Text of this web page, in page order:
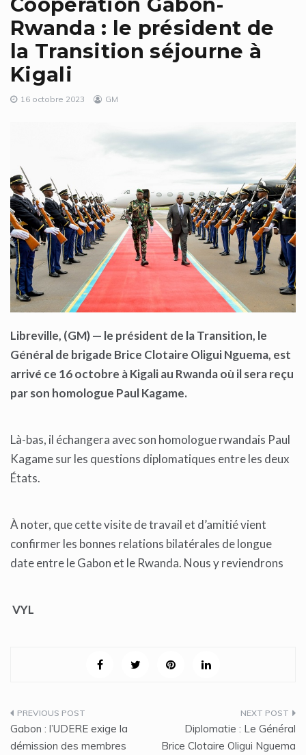
Rwanda : le président de
la Transition séjourne à
Kigali
16 octobre 2023 GM
Libreville, (GM) — le président de la Transition, le
Général de brigade Brice Clotaire OliguiNguema, est
arrivé ce 16 octobre àKigali au Rwanda où il sera reçu
par son homologue Paul Kagame.
Là-bas, il échangera avec son homologue rwandais Paul
Kagame sur les questions diplomatiques entre les deux
États.
À noter, que cette visite de travail et d’amitié vient
confirmer les bonnes relations bilatérales de longue
date entre le Gabon et le Rwanda. Nous y reviendrons
VYL
Navigation
de
Gabon : l’UDERE exige la
démission des membres
Diplomatie : Le Général
Brice Clotaire Oligui Nguema